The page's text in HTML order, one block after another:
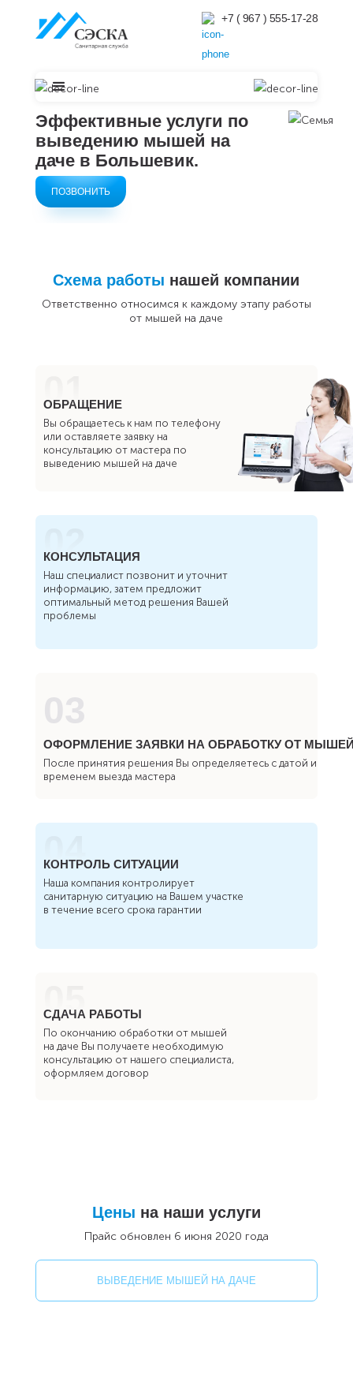
+7 ( 967 ) 555-17-28
Эффективные услуги по
выведению мышей на
даче в Большевик.
ПОЗВОНИТЬ
Схема работы нашей компании
Ответственно относимся к каждому этапу работы
от мышей на даче
01
ОБРАЩЕНИЕ
Вы обращаетесь к нам по телефону
или оставляете заявку на
консультацию от мастера по
выведению мышей на даче
02
КОНСУЛЬТАЦИЯ
Наш специалист позвонит и уточнит
информацию, затем предложит
оптимальный метод решения Вашей
проблемы
ОФОРМЛЕНИЕ ЗАЯВКИ НА ОБРАБОТКУ ОТ
После принятия решения Вы определяетесь с датой и
временем выезда мастера
04
КОНТРОЛЬ СИТУАЦИИ
Наша компания контролирует
санитарную ситуацию на Вашем участке
в течение всего срока гарантии
05
СДАЧА РАБОТЫ
По окончанию обработки от мышей
на даче Вы получаете необходимую
консультацию от нашего специалиста,
оформляем договор
Цены на наши услуги
Прайс обновлен 6 июня 2020 года
ВЫВЕДЕНИЕ МЫШЕЙ НА ДАЧЕ